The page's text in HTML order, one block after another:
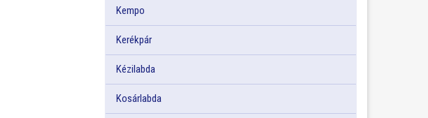
Kempo
Kerékpár
Kézilabda
Kosárlabda